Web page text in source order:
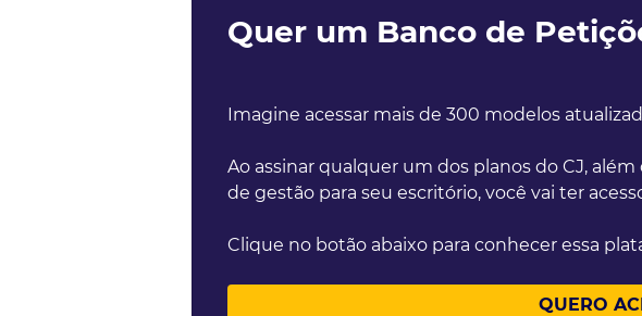
Quer um Banco de
Imagine acessar mais de 300 modelos
Ao assinar qualquer um dos planos do CJ,
de gestão para seu escritório, você vai ter
Clique no botão abaixo para conhecer essa
QUERO